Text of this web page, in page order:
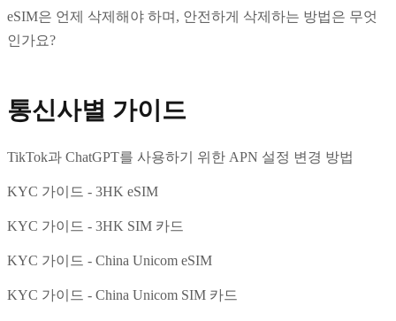
eSIM은 언제 삭제해야 하며, 안전하게 삭제하는 방법은 무엇
인가요?
통신사별 가이드
TikTok과 ChatGPT를 사용하기 위한 APN 설정 변경 방법
KYC 가이드 - 3HK eSIM
KYC 가이드 - 3HK SIM 카드
KYC 가이드 - China Unicom eSIM
KYC 가이드 - China Unicom SIM 카드